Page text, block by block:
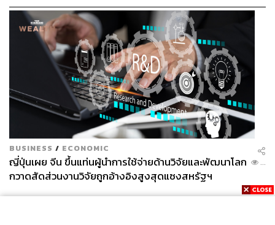
BUSINESS / ECONOMIC
ญี่ปุ่นเผย จีน ขึ้นแท่นผู้นำการใช้จ่ายด้านวิจัยและพัฒนาโลก
กวาดสัดส่วนงานวิจัยถูกอ้างอิงสูงสุดแซงสหรัฐฯ
...